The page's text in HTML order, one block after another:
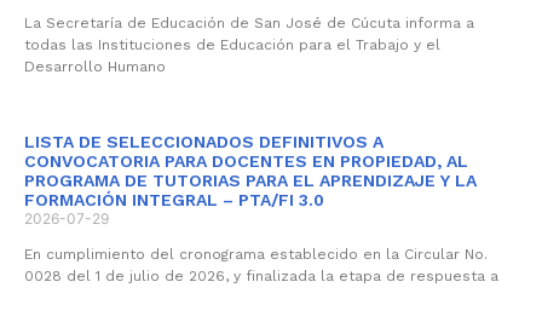
La Secretaría de Educación de San José de Cúcuta informa a
todas las Instituciones de Educación para el Trabajo y el
Desarrollo Humano
LISTA DE SELECCIONADOS DEFINITIVOS A
CONVOCATORIA PARA DOCENTES EN PROPIEDAD, AL
PROGRAMA DE TUTORIAS PARA EL APRENDIZAJE Y LA
FORMACIÓN INTEGRAL – PTA/FI 3.0
2026-07-29
En cumplimiento del cronograma establecido en la Circular No.
0028 del 1 de julio de 2026, y finalizada la etapa de respuesta a